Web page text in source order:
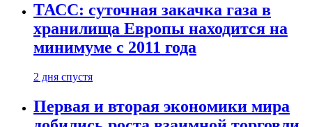
ТАСС: суточная закачка газа в
хранилища Европы находится на
минимуме с 2011 года
2 дня спустя
Первая и вторая экономики мира